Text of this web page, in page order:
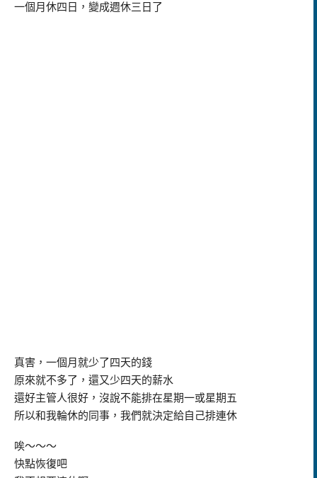
一個月休四日，變成週休三日了
真害，一個月就少了四天的錢
原來就不多了，還又少四天的薪水
還好主管人很好，沒說不能排在星期一或星期五
所以和我輪休的同事，我們就決定給自己排連休
唉～～～
快點恢復吧